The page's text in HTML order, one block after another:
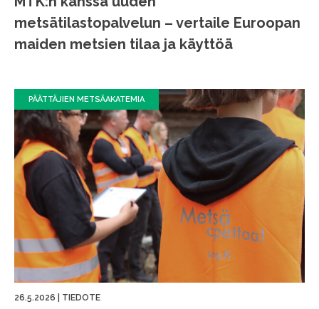
metsätilastopalvelun – vertaile Euroopan
maiden metsien tilaa ja käyttöä
PÄÄTTÄJIEN METSÄAKATEMIA
26.5.2026 TIEDOTE